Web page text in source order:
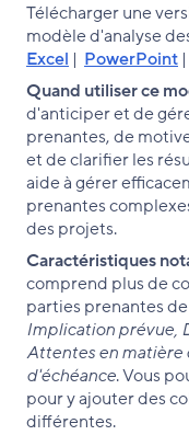
Télécharger une
modèle d'analyse
Excel | PowerPoint |
Quand utiliser ce
d'anticiper et de
prenantes, de
et de clarifier les
aide à gérer
prenantes
des projets.
Caractéristiques
comprend plus de
parties prenantes
Implication prévue,
Attentes en matière
d'échéance. Vous
pour y ajouter des
différentes.